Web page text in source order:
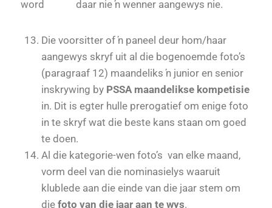
word daar nie ŉ wenner aangewys nie.
Die voorsitter of ŉ paneel deur hom/haar
aangewys skryf uit al die bogenoemde foto’s
(paragraaf 12) maandeliks ŉ junior en senior
inskrywing by PSSA maandelikse kompetisie
in. Dit is egter hulle prerogatief om enige foto
in te skryf wat die beste kans staan om goed
te doen.
Al die kategorie-wen foto’s van elke maand,
vorm deel van die nominasielys waaruit
klublede aan die einde van die jaar stem om
die foto van die jaar aan te wys.